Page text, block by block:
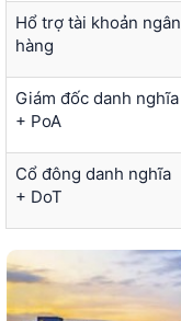
Hổ trợ tài khoản ngân
hàng
Giám đốc danh nghĩa
+ PoA
Cổ đông danh nghĩa
+ DoT